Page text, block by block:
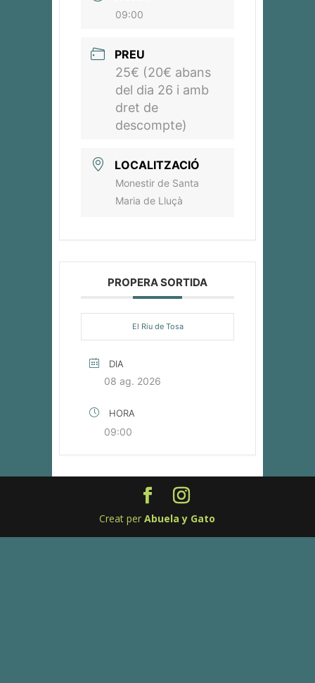
09:00
PREU
25€ (20€ abans
del dia 26 i amb
dret de
descompte)
LOCALITZACIÓ
Monestir de Santa
Maria de Lluçà
PROPERA SORTIDA
El Riu de Tosa
DIA
08 ag. 2026
HORA
09:00
Creat perAbuela y Gato